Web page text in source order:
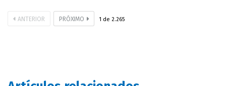
ANTERIOR PRÓXIMO 1 de 2.265